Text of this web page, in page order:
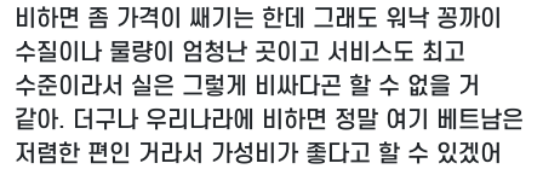
비하면 좀 가격이 쌔기는 한데 그래도 워낙 꽁까이
수질이나 물량이 엄청난 곳이고 서비스도 최고
수준이라서 실은 그렇게 비싸다곤 할 수 없을 거
같아. 더구나 우리나라에 비하면 정말 여기 베트남은
저렴한 편인 거라서 가성비가 좋다고 할 수 있겠어